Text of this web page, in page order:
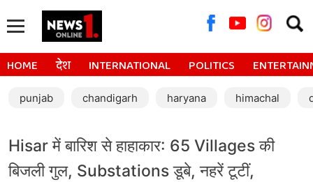
for:
HOME देश INTERNATIONAL POLITICS
punjab chandigarh haryana himachal
Hisar में बारिश से हाहाकार: 65 Villages की
बिजली गुल, Substations डूबे, नहरें टूटीं,